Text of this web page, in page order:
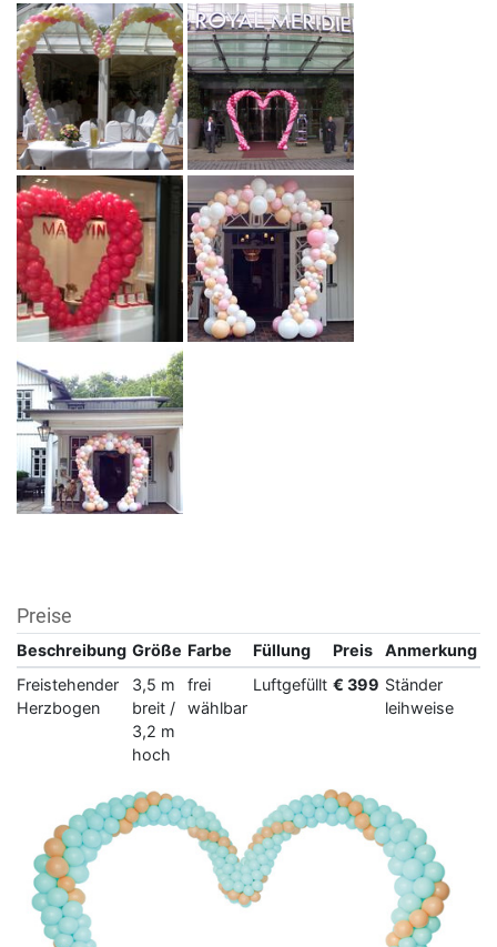
Preise
Beschreibung Größe Farbe Füllung Preis
Anmerkung
Freistehender
Herzbogen
3,5 m
breit /
3,2 m
hoch
frei
wählbar
Luftgefüllt € 399 Ständer
leihweise